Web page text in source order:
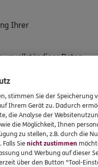
Ihrer
Daten
gesetzlichen
Ihrer Daten
stimmen Sie der Speicherung
Ihrem Gerät zu. Dadurch
die Analyse der
die Möglichkeit, Ihnen
zu stellen, z.B. durch die
Falls Sienicht zustimmen
und Werbung auf dieser
über den Button "Tool-